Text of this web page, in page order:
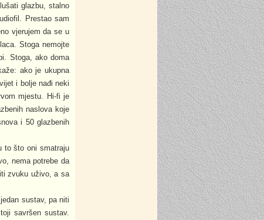
glazbu, stalno
Prestao sam
vjerujem da se u
Stoga nemojte
Stoga, ako doma
ako je ukupna
i bolje nađi neki
mjestu. Hi-fi je
naslova koje
i 50 glazbenih
to što oni smatraju
nema potrebe da
zvuku uživo, a sa
sustav, pa niti
savršen sustav.